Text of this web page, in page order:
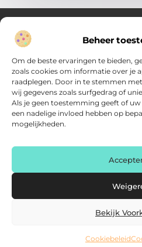
Beheer
Om de beste ervaringen te bieden,
zoals cookies om informatie over je
raadplegen. Door in te stemmen
wij gegevens zoals surfgedrag of
Als je geen toestemming geeft of
een nadelige invloed hebben op
mogelijkheden.
Bekijk
Cookiebeleid
Inzicht en inspiratie voor jouw
Ontdek gevarieerde content vol
inzichten en vernieuwende
met meer overzicht.
@2025